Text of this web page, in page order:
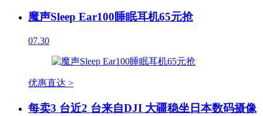
魔声Sleep Ear100睡眠耳机65元抢
07.30
优惠直达 >
每卖3 台近2 台来自DJI 大疆稳坐日本数码摄像